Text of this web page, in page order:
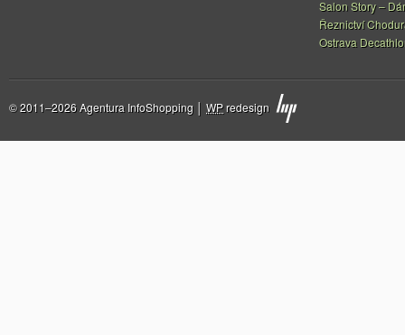
Salon Story –
Řeznictví
Ostrava
© 2011–2026 Agentura InfoShopping │ WPredesign